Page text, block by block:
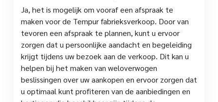
Ja, het is mogelijk om vooraf een afspraak te
maken voor de Tempur fabrieksverkoop. Door van
tevoren een afspraak te plannen, kunt u ervoor
zorgen dat u persoonlijke aandacht en begeleiding
krijgt tijdens uw bezoek aan de verkoop. Dit kan u
helpen bij het maken van weloverwogen
beslissingen over uw aankopen en ervoor zorgen dat
u optimaal kunt profiteren van de aanbiedingen en